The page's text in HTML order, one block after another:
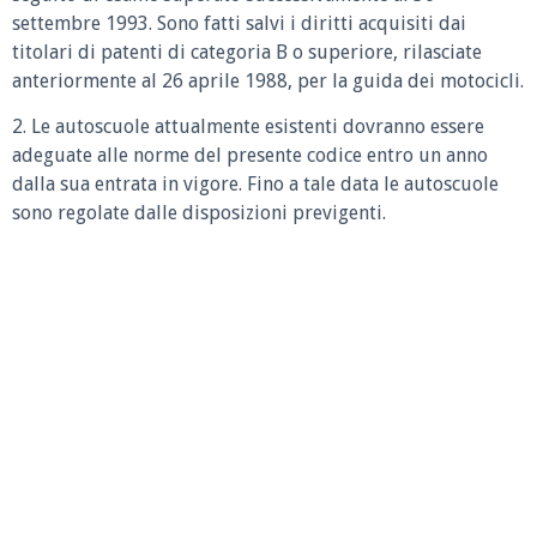
settembre 1993. Sono fatti salvi i diritti acquisiti dai
titolari di patenti di categoria B o superiore, rilasciate
anteriormente al 26 aprile 1988, per la guida dei motocicli.
2. Le autoscuole attualmente esistenti dovranno essere
adeguate alle norme del presente codice entro un anno
dalla sua entrata in vigore. Fino a tale data le autoscuole
sono regolate dalle disposizioni previgenti.